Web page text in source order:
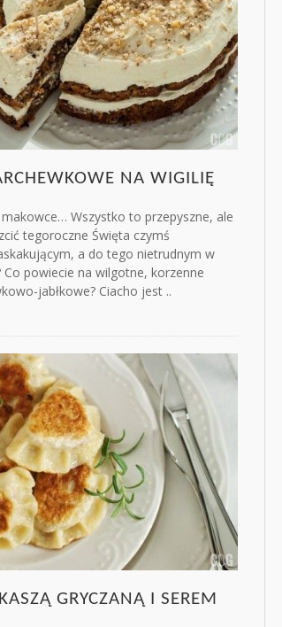
NA WIGILIĘ
makowce… Wszystko to przepyszne, ale
tegoroczne Święta czymś
a do tego nietrudnym w
powiecie na wilgotne, korzenne
jabłkowe? Ciacho jest ..
GRYCZANĄ I SEREM